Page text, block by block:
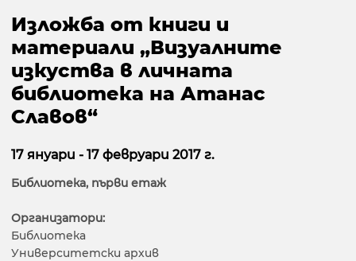
Изложба от книги и
материали „Визуалните
изкуства в личната
библиотека на Атанас
Славов“
17 януари - 17 февруари 2017 г.
Библиотека, първи етаж
Организатори:
Библиотека
Университетски архив